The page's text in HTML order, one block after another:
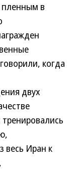
в
когда
двух
Иран к